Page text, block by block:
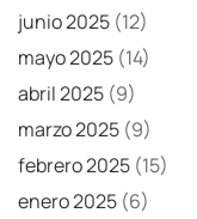
junio 2025 (12)
mayo 2025 (14)
abril 2025 (9)
marzo 2025 (9)
febrero 2025 (15)
enero 2025 (6)